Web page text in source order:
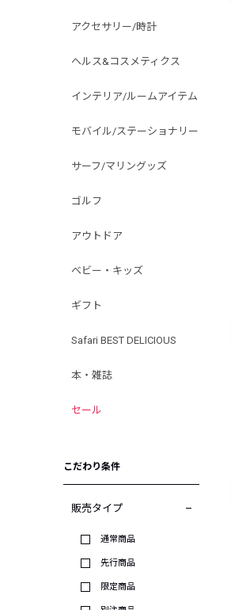
アクセサリー/時計
ヘルス&コスメティクス
インテリア/ルームアイテム
モバイル/ステーショナリー
サーフ/マリングッズ
ゴルフ
アウトドア
ベビー・キッズ
ギフト
Safari BEST DELICIOUS
本・雑誌
セール
こだわり条件
販売タイプ
通常商品
先行商品
限定商品